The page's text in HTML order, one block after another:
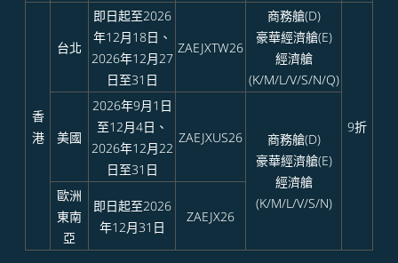
香
港
台北
即日起至2026
年12月18日、
2026年12月27
日至31日
ZAEJXTW26
商務艙(D)
豪華經濟艙(E)
經濟艙
(K/M/L/V/S/N/Q)
9折
美國
2026年9月1日
至12月4日、
2026年12月22
日至31日
ZAEJXUS26
商務艙(D)
豪華經濟艙(E)
經濟艙
(K/M/L/V/S/N)
歐洲
東南
亞
即日起至2026
年12月31日
ZAEJX26